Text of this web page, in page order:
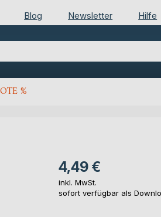
Blog Newsletter Hilfe
%
4,49 €
inkl. MwSt.
sofort verfügbar als